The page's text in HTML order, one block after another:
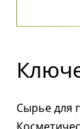
Сырье для